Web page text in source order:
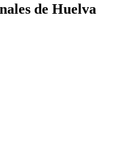
de Huelva